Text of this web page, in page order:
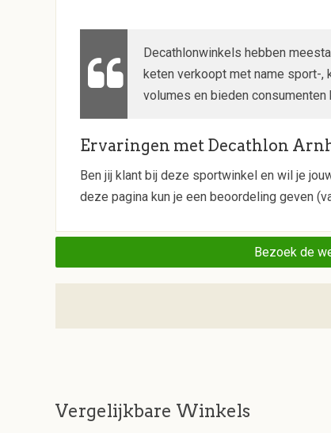
Decathlonwinkels hebben
keten verkoopt met name sport-,
volumes en bieden
Ervaringen met Decathlon
Ben jij klant bij deze sportwinkel en wil je
deze pagina kun je een beoordeling geven
Bezoek de
Vergelijkbare Winkels